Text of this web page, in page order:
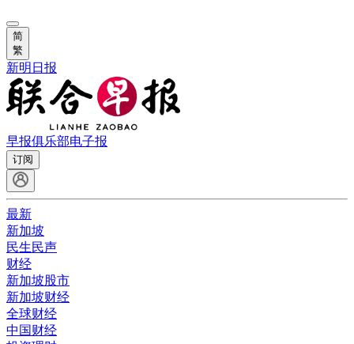
简
繁
新明日报
早报俱乐部电子报
订阅
最新
新加坡
民生民声
财经
新加坡股市
新加坡财经
全球财经
中国财经